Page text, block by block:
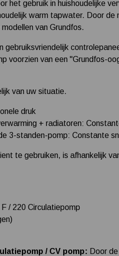
het gebruik in huishoudelijke
warm tapwater. Door
van Grundfos.
gebruiksvriendelijk
voorzien van een "Grundfos-
van uw situatie.
druk
+ radiatoren:
3-standen-pomp: Constante
te gebruiken, is afhankelijk
/ 220 Circulatiepomp
/ CV pomp: Door